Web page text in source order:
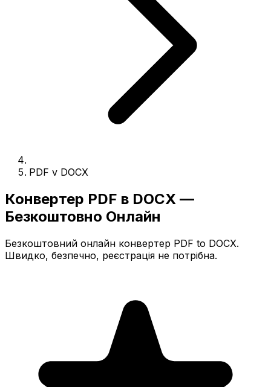
PDF v DOCX
Конвертер PDF в DOCX —
Безкоштовно Онлайн
Безкоштовний онлайн конвертер PDF to DOCX.
Швидко, безпечно, реєстрація не потрібна.